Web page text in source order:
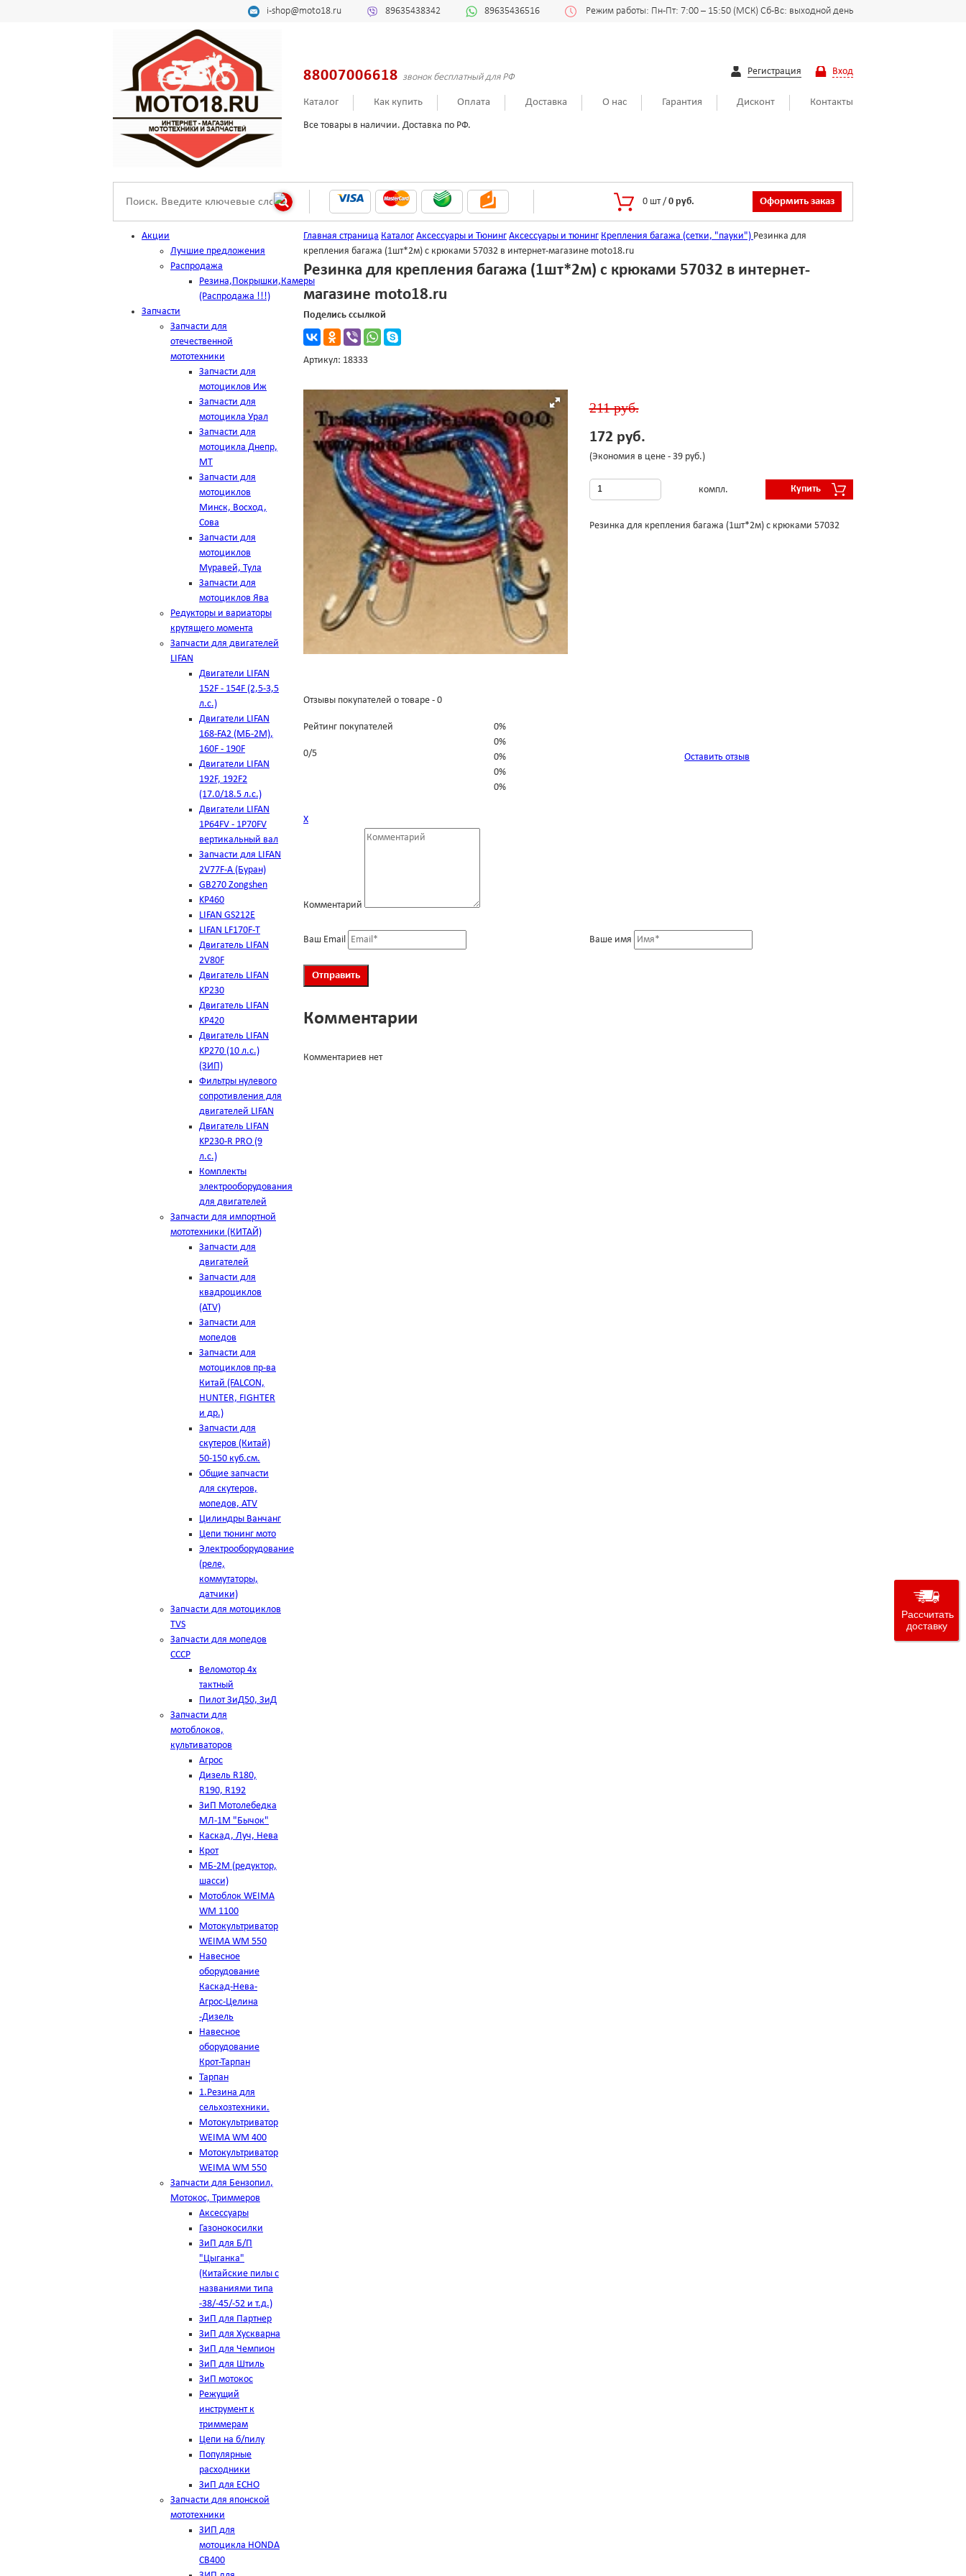
i-shop@moto18.ru 89635438342 89635436516 Режим работы: Пн-Пт: 7:00 – 15:50 (МСК) Сб-Вс: выходной день
88007006618 звонок бесплатный для РФ
Регистрация Вход
Каталог Как купить Оплата Доставка О нас Гарантия Дисконт Контакты
Все товары в наличии. Доставка по РФ.
0 шт / 0 руб. Оформить заказ
Акции
Лучшие предложения
Распродажа
Резина,Покрышки,Камеры
(Распродажа !!!)
Запчасти
Запчасти для
отечественной
мототехники
Запчасти для
мотоциклов Иж
Запчасти для
мотоцикла Урал
Запчасти для
мотоцикла Днепр,
МТ
Запчасти для
мотоциклов
Минск, Восход,
Сова
Запчасти для
мотоциклов
Муравей, Тула
Запчасти для
мотоциклов Ява
Редукторы и вариаторы
крутящего момента
Запчасти для двигателей
LIFAN
Двигатели LIFAN
152F - 154F (2,5-3,5
л.с.)
Двигатели LIFAN
168-FA2 (МБ-2М),
160F - 190F
Двигатели LIFAN
192F, 192F2
(17.0/18.5 л.с.)
Двигатели LIFAN
1Р64FV - 1Р70FV
вертикальный вал
Запчасти для LIFAN
2V77F-A (Буран)
GB270 Zongshen
KP460
LIFAN GS212E
LIFAN LF170F-T
Двигатель LIFAN
2V80F
Двигатель LIFAN
KP230
Двигатель LIFAN
KP420
Двигатель LIFAN
KP270 (10 л.с.)
(ЗИП)
Фильтры нулевого
сопротивления для
двигателей LIFAN
Двигатель LIFAN
KP230-R PRO (9
л.с.)
Комплекты
электрооборудования
для двигателей
Запчасти для импортной
мототехники (КИТАЙ)
Запчасти для
двигателей
Запчасти для
квадроциклов
(ATV)
Запчасти для
мопедов
Запчасти для
мотоциклов пр-ва
Китай (FALCON,
HUNTER, FIGHTER
и др.)
Запчасти для
скутеров (Китай)
50-150 куб.см.
Общие запчасти
для скутеров,
мопедов, ATV
Цилиндры Ванчанг
Цепи тюнинг мото
Электрооборудование
(реле,
коммутаторы,
датчики)
Запчасти для мотоциклов
TVS
Запчасти для мопедов
СССР
Веломотор 4х
тактный
Пилот ЗиД50, ЗиД
Запчасти для
мотоблоков,
культиваторов
Агрос
Дизель R180,
R190, R192
ЗиП Мотолебедка
МЛ-1М "Бычок"
Каскад, Луч, Нева
Крот
МБ-2М (редуктор,
шасси)
Мотоблок WEIMA
WM 1100
Мотокультриватор
WEIMA WM 550
Навесное
оборудование
Каскад-Нева-
Агрос-Целина
-Дизель
Навесное
оборудование
Крот-Тарпан
Тарпан
1.Резина для
сельхозтехники.
Мотокультриватор
WEIMA WM 400
Мотокультриватор
WEIMA WM 550
Запчасти для Бензопил,
Мотокос, Триммеров
Аксессуары
Газонокосилки
ЗиП для Б/П
"Цыганка"
(Китайские пилы с
названиями типа
-38/-45/-52 и т.д.)
ЗиП для Партнер
ЗиП для Хускварна
ЗиП для Чемпион
ЗиП для Штиль
ЗиП мотокос
Режущий
инструмент к
триммерам
Цепи на б/пилу
Популярные
расходники
ЗиП для ЕСНО
Запчасти для японской
мототехники
ЗИП для
мотоцикла HONDA
CB400
Главная страница Каталог Аксессуары и Тюнинг Аксессуары и тюнинг Крепления багажа (сетки, "пауки") Резинка для
крепления багажа (1шт*2м) с крюками 57032 в интернет-магазине moto18.ru
Резинка для крепления багажа (1шт*2м) с крюками 57032 в интернет-
магазине moto18.ru
Поделись ссылкой
Артикул: 18333
211 руб.
172 руб.
(Экономия в цене - 39 руб.)
компл. Купить
Резинка для крепления багажа (1шт*2м) с крюками 57032
Отзывы покупателей о товаре - 0
Рейтинг покупателей
0/5
0%
0%
0%
0%
0%
Оставить отзыв
Х
Комментарий
Ваш Email Ваше имя
Комментарии
Комментариев нет
Рассчитать
доставку